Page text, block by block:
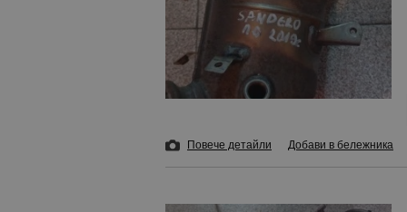
Повече детайли Добави в бележника